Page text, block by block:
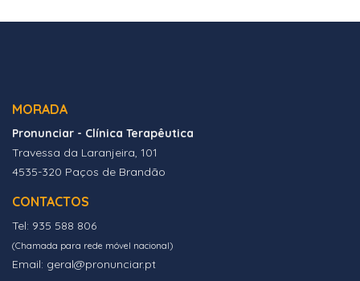
MORADA
Pronunciar - Clínica Terapêutica
Travessa da Laranjeira, 101
4535-320 Paços de Brandão
CONTACTOS
Tel: 935 588 806
(Chamada para rede móvel nacional)
Email: geral@pronunciar.pt